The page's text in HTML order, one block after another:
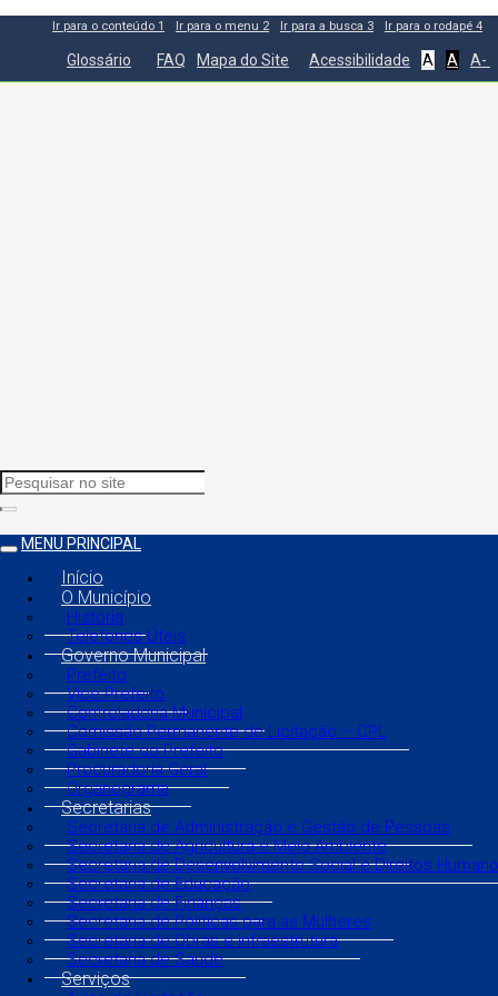
Ir para o conteúdo 1 Ir para o menu 2 Ir para a busca 3 Ir para o rodapé 4
Glossário FAQ Mapa do Site Acessibilidade A A A-
MENU PRINCIPAL
Início
O Município
História
Telefones Úteis
Governo Municipal
Prefeito
Vice Prefeito
Controladoria Municipal
Comissão Permanente de Licitação – CPL
Gabinete do Prefeito
Procuradoria Geral
Organograma
Secretarias
Secretaria de Administração e Gestão de Pessoas
Secretaria de Agricultura e Meio Ambiente
Secretaria de Desenvolvimento Social e Direitos
Secretaria de Educação
Secretaria de Finanças
Secretaria de Políticas para as Mulheres
Secretaria de Obras e Infraestrutura
Secretaria de Saúde
Serviços